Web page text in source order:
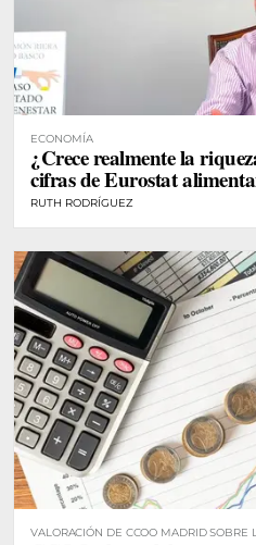
ECONOMÍA
¿Crece realmente la
cifras de Eurostat
RUTH RODRÍGUEZ
VALORACIÓN DE CCOO MADRID SOBRE